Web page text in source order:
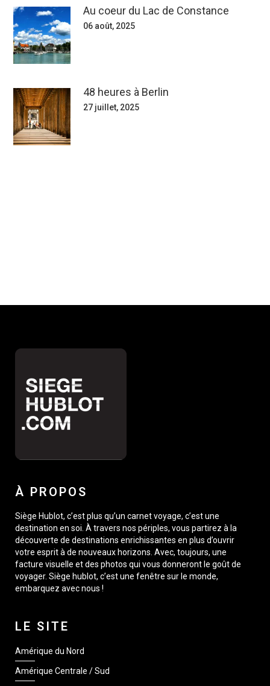
Au coeur du Lac de Constance
06 août, 2025
48 heures à Berlin
27 juillet, 2025
À PROPOS
Siège Hublot, c’est plus qu’un carnet voyage, c’est une
destination en soi. À travers nos périples, vous partirez à la
découverte de destinations enrichissantes en plus d’ouvrir
votre esprit à de nouveaux horizons. Avec, toujours, une
facture visuelle et des photos qui vous donneront le goût de
voyager. Siège hublot, c’est une fenêtre sur le monde,
embarquez avec nous !
LE SITE
Amérique du Nord
Amérique Centrale / Sud